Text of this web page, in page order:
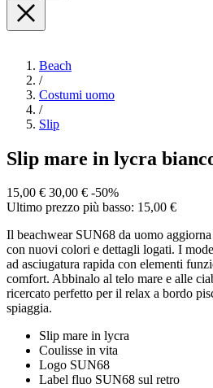
Beach
/
Costumi uomo
/
Slip
Slip mare in lycra
15,00 € 30,00 € -50%
Ultimo prezzo più basso: 15,00 €
Il beachwear SUN68 da uomo
con nuovi colori e dettagli logati. I
ad asciugatura rapida con elementi
comfort. Abbinalo al telo mare e alle
ricercato perfetto per il relax a bordo
spiaggia.
Slip mare in lycra
Coulisse in vita
Logo SUN68
Label fluo SUN68 sul retro